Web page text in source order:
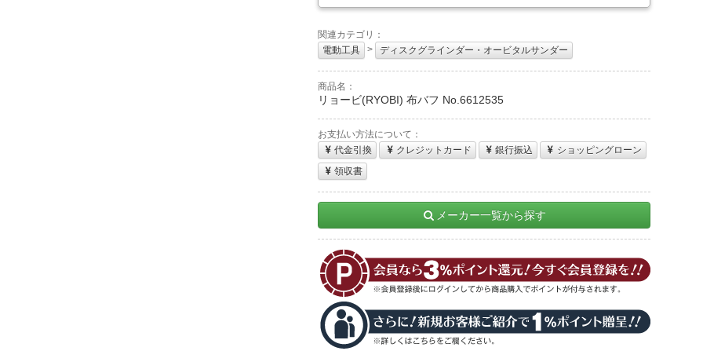
関連カテゴリ：
電動工具
> ディスクグラインダー・オービタルサンダー
商品名：
リョービ(RYOBI) 布バフ No.6612535
お支払い方法について：
代金引換
クレジットカード 銀行振込
ショッピングローン
領収書
メーカー一覧から探す